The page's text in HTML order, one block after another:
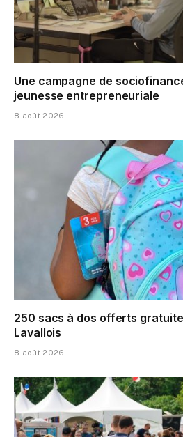
Une campagne de
jeunesse entrepreneuriale
8 août 2026
250 sacs à dos offerts
Lavallois
8 août 2026